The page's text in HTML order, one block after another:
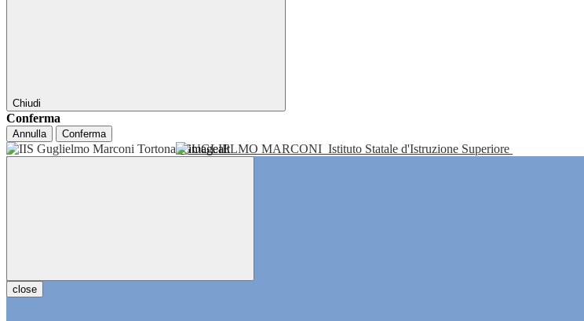
Chiudi
Conferma
Annulla Conferma
GUGLIELMO MARCONI Istituto Statale d'Istruzione Superiore
close